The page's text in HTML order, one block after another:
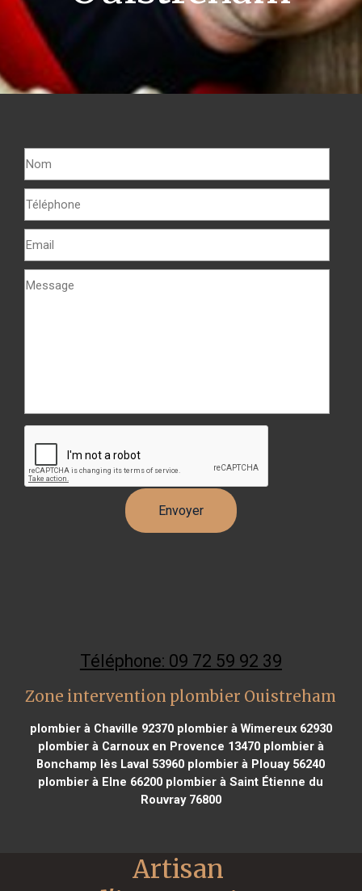
Téléphone: 09 72 59 92 39
Zone intervention plombier Ouistreham
plombier à Chaville 92370plombier à Wimereux 62930
plombier à Carnoux en Provence 13470plombier à
Bonchamp lès Laval 53960 plombier à Plouay 56240
plombier à Elne 66200 plombier à Saint Étienne du
Rouvray 76800
Artisan